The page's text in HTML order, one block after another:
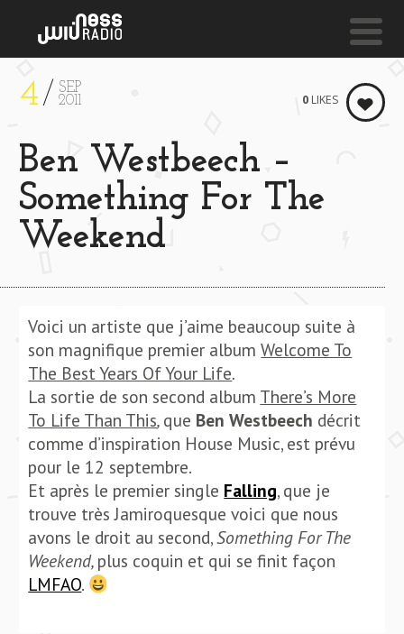
Marijata
NESS LIVE !
4
SEP
2011
Ben Westbeech –
Something For The
Weekend
0 LIKES
Voici un artiste que j’aime beaucoup suite à
son magnifique premier albumWelcome To
The Best Years Of Your Life.
La sortie de son second album There’s More
To Life Than This, que Ben Westbeech décrit
comme d’inspiration House Music, est prévu
pour le 12 septembre.
Et après le premier single Falling, que je
trouve très Jamiroquesque voici que nous
avons le droit au second,Something For The
Weekend, plus coquin et qui se finit façon
LMFAO.